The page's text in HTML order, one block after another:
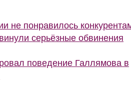
не понравилось
серьёзные обвинения
поведение Галлямова в